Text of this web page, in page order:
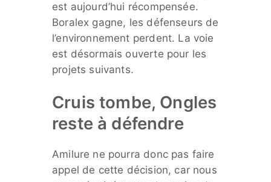
est aujourd’hui récompensée.
Boralex gagne, les défenseurs de
l’environnement perdent. La voie
est désormais ouverte pour les
projets suivants.
Cruis tombe, Ongles
reste à défendre
Amilure ne pourra donc pas faire
appel de cette décision, car nous